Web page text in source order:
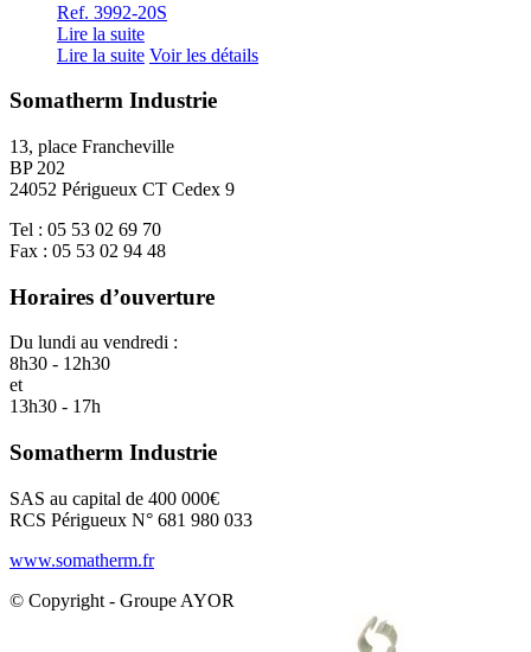
Ref. 3992-20S
Lire la suite
Lire la suite Voir les détails
Somatherm Industrie
13, place Francheville
BP 202
24052 Périgueux CT Cedex 9
Tel : 05 53 02 69 70
Fax : 05 53 02 94 48
Horaires d’ouverture
Du lundi au vendredi :
8h30 - 12h30
et
13h30 - 17h
Somatherm Industrie
SAS au capital de 400 000€
RCS Périgueux N° 681 980 033
www.somatherm.fr
© Copyright - Groupe AYOR